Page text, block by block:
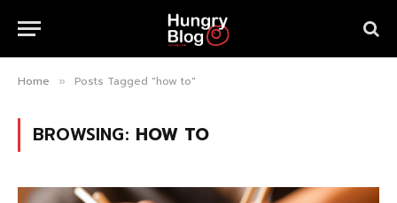
Home » Posts Tagged "how to"
BROWSING: HOW TO